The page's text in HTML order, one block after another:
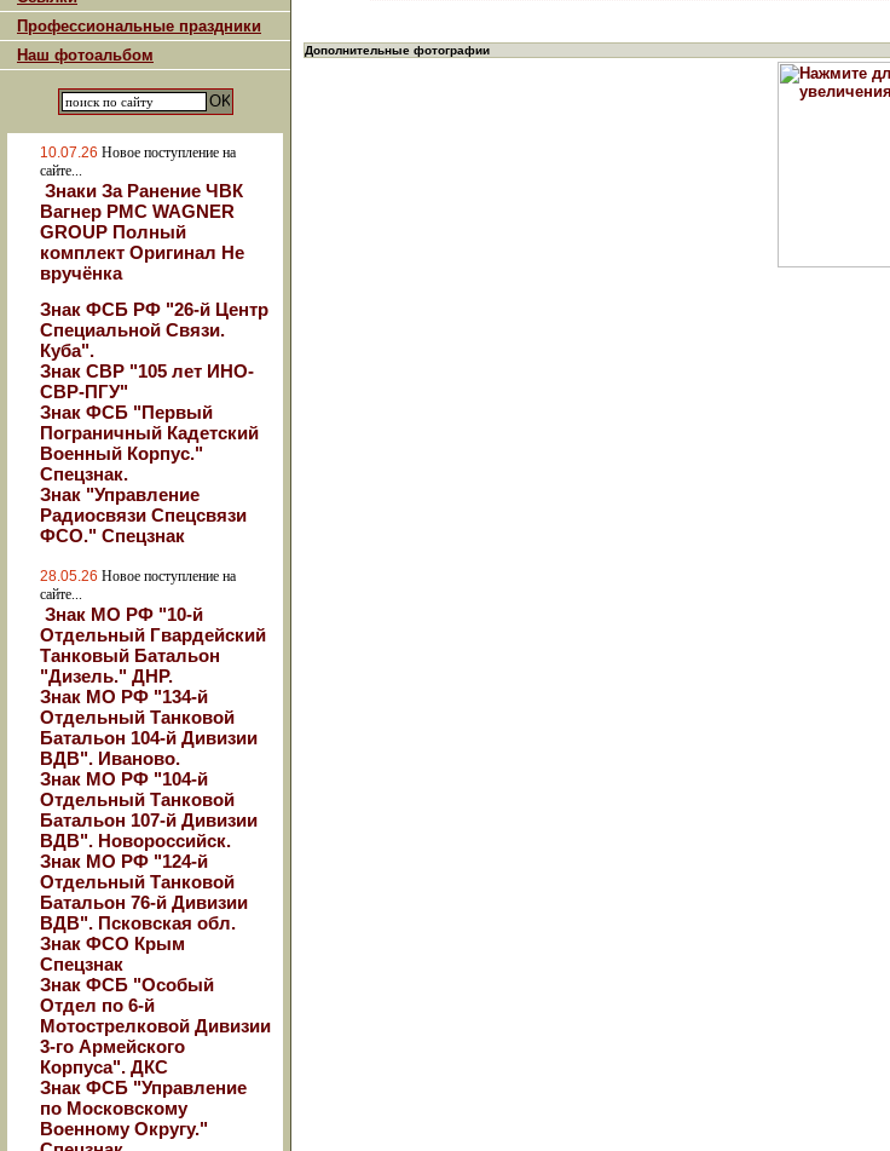
Профессиональные праздники
Наш фотоальбом
10.07.26 Новое поступление на
сайте...
Знаки За Ранение ЧВК
Вагнер РМС WAGNER
GROUP Полный
комплект Оригинал Не
вручёнка
Знак ФСБ РФ "26-й Центр
Специальной Связи.
Куба".
Знак СВР "105 лет ИНО-
СВР-ПГУ"
Знак ФСБ "Первый
Пограничный Кадетский
Военный Корпус."
Спецзнак.
Знак "Управление
Радиосвязи Спецсвязи
ФСО." Спецзнак
28.05.26 Новое поступление на
сайте...
Знак МО РФ "10-й
Отдельный Гвардейский
Танковый Батальон
"Дизель." ДНР.
Знак МО РФ "134-й
Отдельный Танковой
Батальон 104-й Дивизии
ВДВ". Иваново.
Знак МО РФ "104-й
Отдельный Танковой
Батальон 107-й Дивизии
ВДВ". Новороссийск.
Знак МО РФ "124-й
Отдельный Танковой
Батальон 76-й Дивизии
ВДВ". Псковская обл.
Знак ФСО Крым
Спецзнак
Знак ФСБ "Особый
Отдел по 6-й
Мотострелковой Дивизии
3-го Армейского
Корпуса". ДКС
Знак ФСБ "Управление
по Московскому
Военному Округу."
Дополнительные фотографии